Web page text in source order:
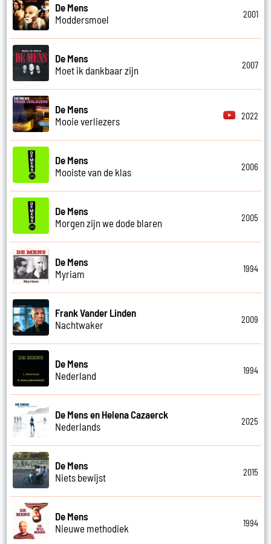
De Mens
Moddersmoel
2001
De Mens
Moet ik dankbaar zijn
2007
De Mens
Mooie verliezers
2022
De Mens
Mooiste van de klas
2006
De Mens
Morgen zijn we dode blaren
2005
De Mens
Myriam
1994
Frank Vander Linden
Nachtwaker
2009
De Mens
Nederland
1994
De Mens en Helena Cazaerck
Nederlands
2025
De Mens
Niets bewijst
2015
De Mens
Nieuwe methodiek
1994